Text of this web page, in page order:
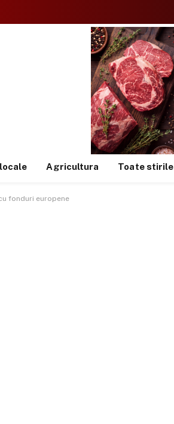
Agricultura Toate stirile
fonduri europene